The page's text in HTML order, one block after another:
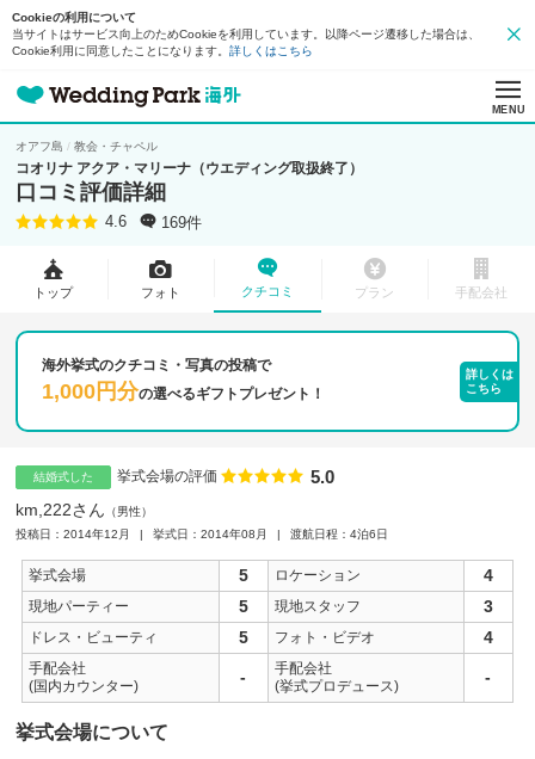
Cookieの利用について
当サイトはサービス向上のためCookieを利用しています。以降ページ遷移した場合は、
Cookie利用に同意したことになります。 詳しくはこちら
MENU
オアフ島 教会・チャペル
コオリナ アクア・マリーナ（ウエディング取扱終了）
口コミ評価詳細
4.6 169件
トップ フォト クチコミ プラン 手配会社
海外挙式のクチコミ・写真の投稿で
1,000円分の選べるギフトプレゼント！
詳しくは
こちら
結婚式した 挙式会場の評価 点数
5.0
km,222さん
男性
投稿日：2014年12月
挙式日：2014年08月 渡航日程：4泊6日
挙式会場 5 ロケーション 4
現地パーティー 5 現地スタッフ 3
ドレス・ビューティ 5 フォト・ビデオ 4
手配会社
(国内カウンター)
-
手配会社
(挙式プロデュース)
-
挙式会場について